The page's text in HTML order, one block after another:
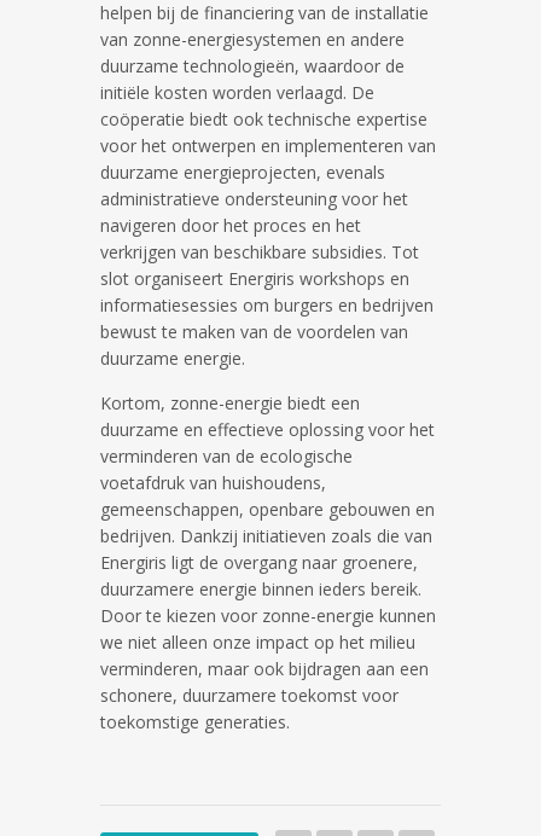
helpen bij de financiering van de installatie
van zonne-energiesystemen en andere
duurzame technologieën, waardoor de
initiële kosten worden verlaagd. De
coöperatie biedt ook technische expertise
voor het ontwerpen en implementeren van
duurzame energieprojecten, evenals
administratieve ondersteuning voor het
navigeren door het proces en het
verkrijgen van beschikbare subsidies. Tot
slot organiseert Energiris workshops en
informatiesessies om burgers en bedrijven
bewust te maken van de voordelen van
duurzame energie.
Kortom, zonne-energie biedt een
duurzame en effectieve oplossing voor het
verminderen van de ecologische
voetafdruk van huishoudens,
gemeenschappen, openbare gebouwen en
bedrijven. Dankzij initiatieven zoals die van
Energiris ligt de overgang naar groenere,
duurzamere energie binnen ieders bereik.
Door te kiezen voor zonne-energie kunnen
we niet alleen onze impact op het milieu
verminderen, maar ook bijdragen aan een
schonere, duurzamere toekomst voor
toekomstige generaties.